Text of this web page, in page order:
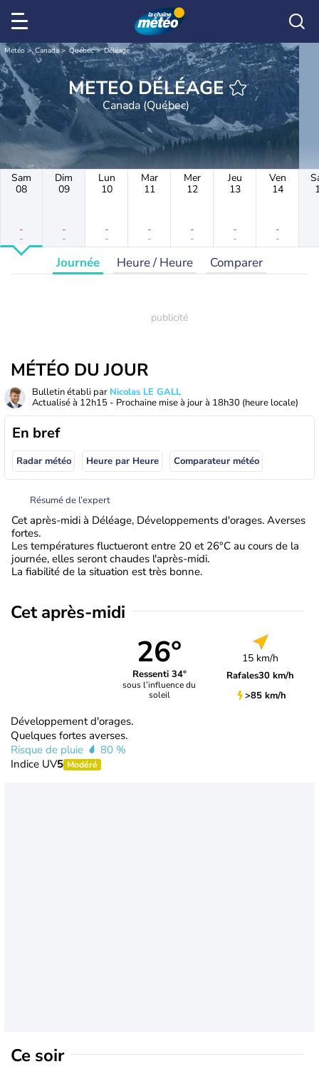
Météo Canada Québec Déléage
METEO DÉLÉAGE
Canada (Québec)
Sam
08
-
-
Dim
09
-
-
Lun
10
-
-
Mar
11
-
-
Mer
12
-
-
Jeu
13
-
-
Ven
14
-
-
Journée Heure / Heure Comparer
MÉTÉO DU JOUR
Bulletin établi par Nicolas LE GALL
Actualisé à 12h15 - Prochaine mise à jour à 18h30 (heure locale)
En bref
Radar météo Heure par Heure Comparateur météo
Résumé de l’expert
Cet après-midi à Déléage, Développements d'orages. Averses
fortes.
Les températures fluctueront entre 20 et 26°C au cours de la
journée, elles seront chaudes l'après-midi.
La fiabilité de la situation est très bonne.
Cet après-midi
26°
Ressenti 34°
sous l’influence du
soleil
15 km/h
Rafales30 km/h
>85 km/h
Développement d'orages.
Quelques fortes averses.
Risque de pluie
80 %
Indice UV5 Modéré
Ce soir